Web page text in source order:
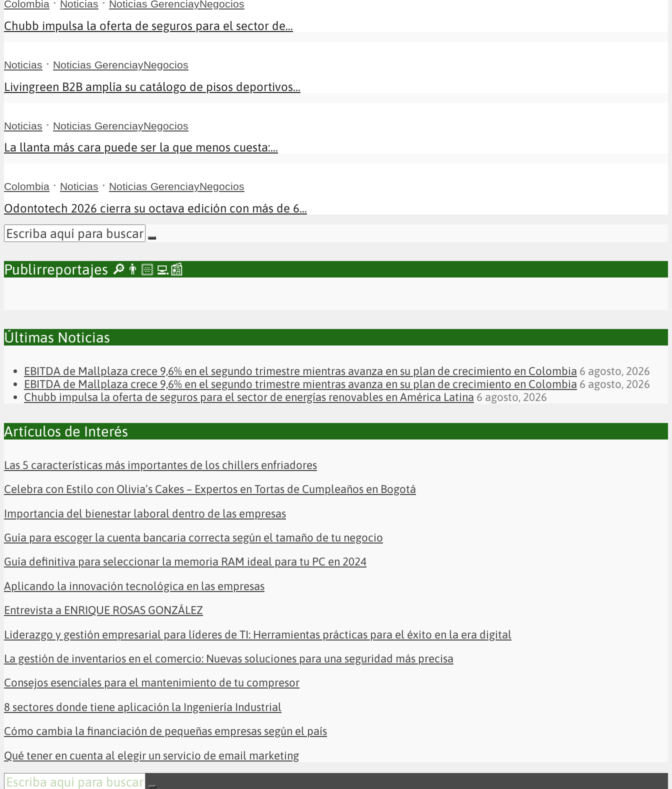
Colombia Noticias Noticias GerenciayNegocios
Chubb impulsa la oferta de seguros para el sector de...
Noticias • Noticias GerenciayNegocios
Livingreen B2B amplía su catálogo de pisos deportivos...
Noticias • Noticias GerenciayNegocios
La llanta más cara puede ser la que menos cuesta:...
Colombia • Noticias • Noticias GerenciayNegocios
Odontotech 2026 cierra su octava edición con más de 6...
Publirreportajes 🔎👨🏻‍💻📰
Últimas Noticias
EBITDA de Mallplaza crece 9,6% en el segundo trimestre mientras avanza en su plan de crecimiento en Colombia 6 agosto, 2026
EBITDA de Mallplaza crece 9,6% en el segundo trimestre mientras avanza en su plan de crecimiento en Colombia 6 agosto, 2026
Chubb impulsa la oferta de seguros para el sector de energías renovables en América Latina 6 agosto, 2026
Artículos de Interés
Las 5 características más importantes de los chillers enfriadores
Celebra con Estilo con Olivia’s Cakes – Expertos en Tortas de Cumpleaños en Bogotá
Importancia del bienestar laboral dentro de las empresas
Guía para escoger la cuenta bancaria correcta según el tamaño de tu negocio
Guía definitiva para seleccionar la memoria RAM ideal para tu PC en 2024
Aplicando la innovación tecnológica en las empresas
Entrevista a ENRIQUE ROSAS GONZÁLEZ
Liderazgo y gestión empresarial para líderes de TI: Herramientas prácticas para el éxito en la era digital
La gestión de inventarios en el comercio: Nuevas soluciones para una seguridad más precisa
Consejos esenciales para el mantenimiento de tu compresor
8 sectores donde tiene aplicación la Ingeniería Industrial
Cómo cambia la financiación de pequeñas empresas según el país
Qué tener en cuenta al elegir un servicio de email marketing